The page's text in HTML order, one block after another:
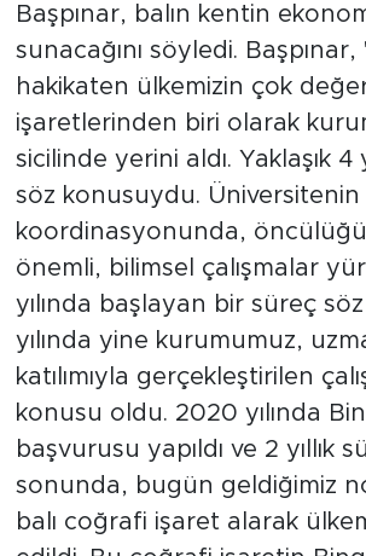
Başpınar, balın kentin
sunacağını söyledi. Başpınar,
hakikaten ülkemizin çok
işaretlerinden biri olarak
sicilinde yerini aldı. Yaklaşık 4
söz konusuydu. Üniversitenin
koordinasyonunda,
önemli, bilimsel çalışmalar
yılında başlayan bir süreç
yılında yine kurumumuz,
katılımıyla gerçekleştirilen
konusu oldu. 2020 yılında
başvurusu yapıldı ve 2 yıllık
sonunda, bugün geldiğimiz
balı coğrafi işaret alarak